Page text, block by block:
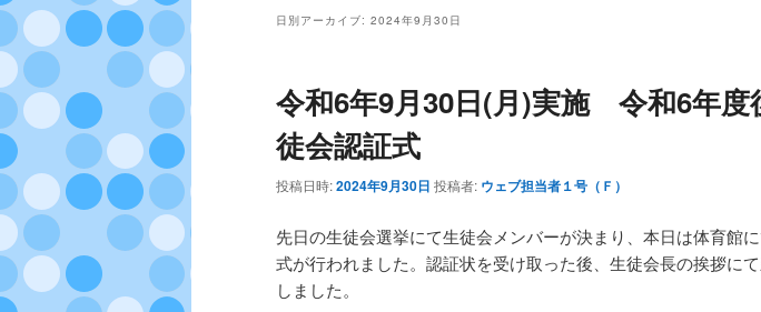
ン
ン
テ
ン
ツ
コ
テ
ン
ツ
へ
日別アーカイブ: 2024年9月30日
令和6年9月30日(月)実施 令和6年度
徒会認証式
投稿日時:2024年9月30日 投稿者: ウェブ担当者１号（Ｆ）
先日の生徒会選挙にて生徒会メンバーが決まり、本日は体育館
式が行われました。認証状を受け取った後、生徒会長の挨拶に
しました。